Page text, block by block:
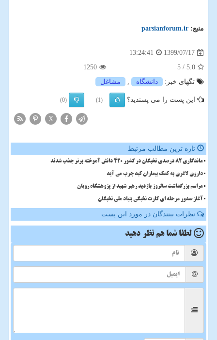
منبع: parsianforum.ir
1399/07/17
13:24:41
5.0
/ 5
1250
تگهای خبر:
دانشگاه , مشاغل
این پست را می پسندید؟ (1)
(0)
X
تازه ترین مطالب مرتبط
ماندگاری 82 درصدی نخبگان در کشور 420 دانش آموخته برتر جذب شدند
داروی لاغری به کمک بیماران کبد چرب می آید
مراسم بزرگداشت سالروز بازدید رهبر شهید از پژوهشگاه رویان
آغاز صدور مرحله ای کارت نخبگی بنیاد ملی نخبگان
نظرات بینندگان در مورد این پست
لطفا شما هم نظر دهید